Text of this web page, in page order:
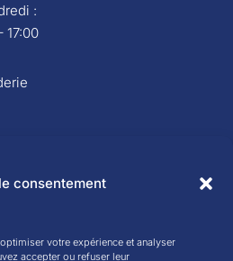
consentement
votre expérience et analyser
accepter ou refuser leur
:
17:00